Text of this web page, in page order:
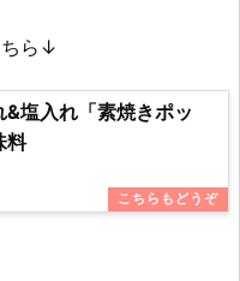
ちら↓
塩入れ「素焼きポッ
料